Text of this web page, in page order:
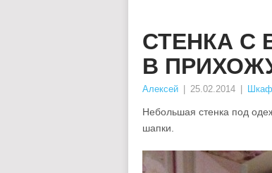
СТЕНКА С
В
Алексей 25.02.2014
Небольшая стенка под
шапки.